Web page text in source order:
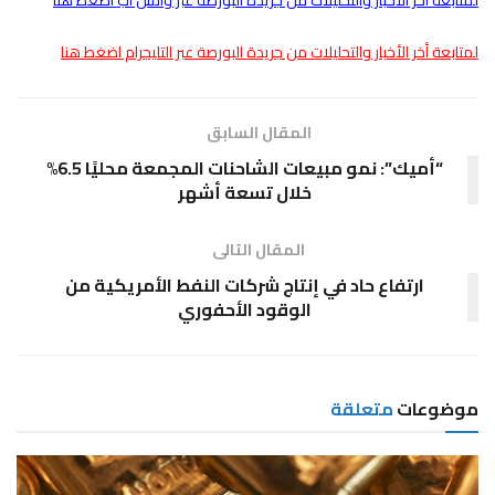
لمتابعة أخر الأخبار والتحليلات من جريدة البورصة عبر التليجرام اضغط هنا
المقال السابق
“أميك”: نمو مبيعات الشاحنات المجمعة محليًا 6.5%
خلال تسعة أشهر
المقال التالى
ارتفاع حاد في إنتاج شركات النفط الأمريكية من
الوقود الأحفوري
موضوعاتمتعلقة